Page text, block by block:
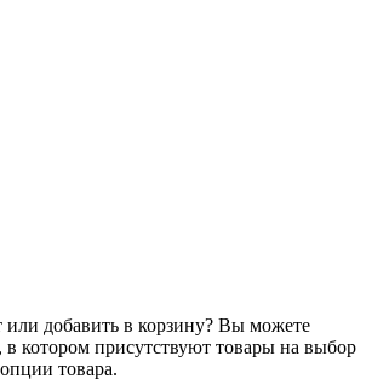
добавить в корзину? Вы можете
в котором присутствуют товары на выбор
товара.